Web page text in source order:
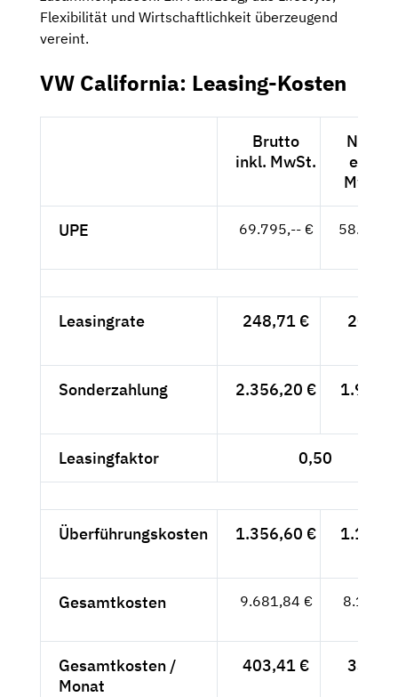
Flexibilität und Wirtschaftlichkeit überzeugend
vereint.
VW California: Leasing-Kosten
Brutto
inkl. MwSt.
Netto
exkl.
MwSt.
UPE 69.795,-- €
58.651,-
Leasingrate 248,71 €
209,-
Sonderzahlung 2.356,20 €
1.980,-
Leasingfaktor 0,50
Überführungskosten 1.356,60 €
1.140,-
Gesamtkosten 9.681,84 €
8.136,-
Gesamtkosten /
Monat
403,41 €
339,-